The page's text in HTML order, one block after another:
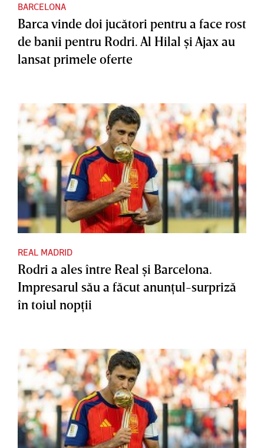
BARCELONA
Barca vinde doi jucători pentru a face rost
de banii pentru Rodri. Al Hilal şi Ajax au
lansat primele oferte
REAL MADRID
Rodri a ales între Real şi Barcelona.
Impresarul său a făcut anunţul-surpriză
în toiul nopţii